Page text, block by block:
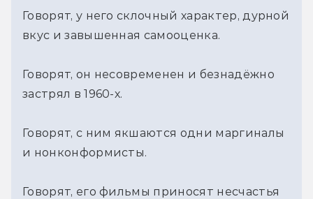
Говорят, у него склочный характер, дурной
вкус и завышенная самооценка.
Говорят, он несовременен и безнадёжно
застрял в 1960-х.
Говорят, с ним якшаются одни маргиналы
и нонконформисты.
Говорят, его фильмы приносят несчастья